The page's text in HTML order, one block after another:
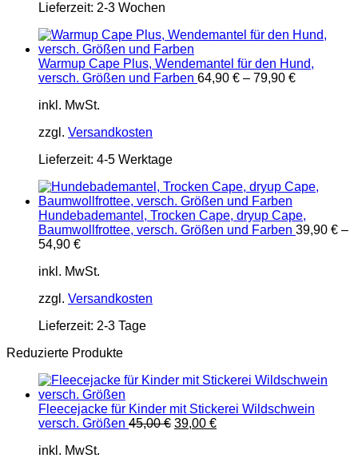
Lieferzeit: 2-3 Wochen
Warmup Cape Plus, Wendemantel für den Hund,
versch. Größen und Farben 64,90 € – 79,90 €
inkl. MwSt.
zzgl. Versandkosten
Lieferzeit: 4-5 Werktage
Hundebademantel, Trocken Cape, dryup Cape,
Baumwollfrottee, versch. Größen und Farben 39,90 € –
54,90 €
inkl. MwSt.
zzgl. Versandkosten
Lieferzeit: 2-3 Tage
Reduzierte Produkte
Fleecejacke für Kinder mit Stickerei Wildschwein
versch. Größen 45,00€ Ursprünglicher
39,00 €Aktueller
inkl. MwSt.